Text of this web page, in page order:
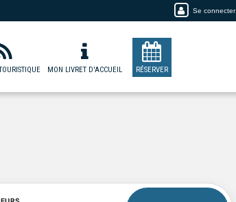
Se connecter
MON LIVRET D'ACCUEIL RÉSERVER